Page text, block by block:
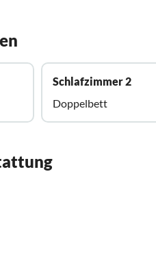
Schlafzimmer 2
Doppelbett